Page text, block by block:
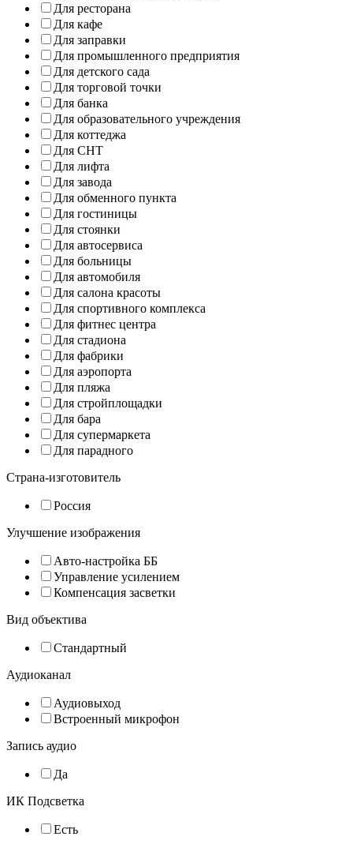
Для ресторана
Для кафе
Для заправки
Для промышленного предприятия
Для детского сада
Для торговой точки
Для банка
Для образовательного учреждения
Для коттеджа
Для СНТ
Для лифта
Для завода
Для обменного пункта
Для гостиницы
Для стоянки
Для автосервиса
Для больницы
Для автомобиля
Для салона красоты
Для спортивного комплекса
Для фитнес центра
Для стадиона
Для фабрики
Для аэропорта
Для пляжа
Для стройплощадки
Для бара
Для супермаркета
Для парадного
Страна-изготовитель
Россия
Улучшение изображения
Авто-настройка ББ
Управление усилением
Компенсация засветки
Вид объектива
Стандартный
Аудиоканал
Аудиовыход
Встроенный микрофон
Запись аудио
Да
ИК Подсветка
Есть